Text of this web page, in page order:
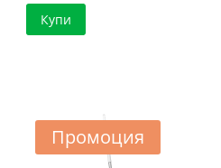
Купи
Промоция